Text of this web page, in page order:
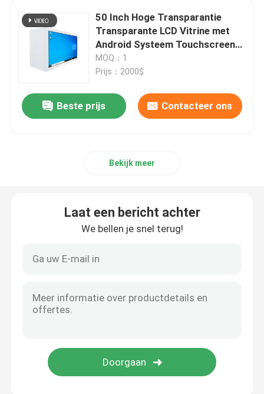
Digitaal interactief whiteboard
Advertentieweergave met hoge helderheid
Lift Reclamevertoning
LCD die Muur verbinden
LCD Reclamevertoning
50 Inch Hoge Transparantie
Transparante LCD Vitrine met
Android Systeem Touchscreen
Display Box
MOQ：1
Prijs：2000$
Beste prijs Contacteer ons
Bekijk meer
Laat een bericht achter
We bellen je snel terug!